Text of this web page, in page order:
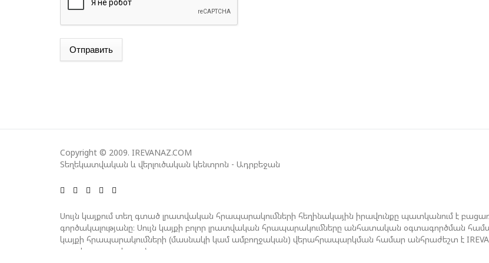
Отправить
Copyright © 2009. IREVANAZ.COM
Տեղեկատվական և վերլուծական կենտրոն - Ադրբեջան
Սույն կայքում տեղ գտած լրատվական հրապարակումների հեղինակային իրավունքը պատկանում է
գործակալությանը։ Սույն կայքի բոլոր լրատվական հրապարակումները անհատական օգտագործման համար
կայքի հրապարակումների (մասնակի կամ ամբողջական) վերահրապարկման համար անհրաժեշտ է
գրավոր թույլտվությունը։